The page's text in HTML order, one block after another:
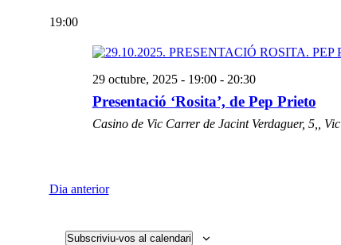
una
19:00
29 octubre, 2025 - 19:00- 20:30
Presentació ‘Rosita’, de Pep Prieto
Casino de Vic Carrer de Jacint Verdaguer, 5,, Vic
Dia anterior
Subscriviu-vos al calendari